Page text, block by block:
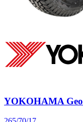
YOKOHAMA